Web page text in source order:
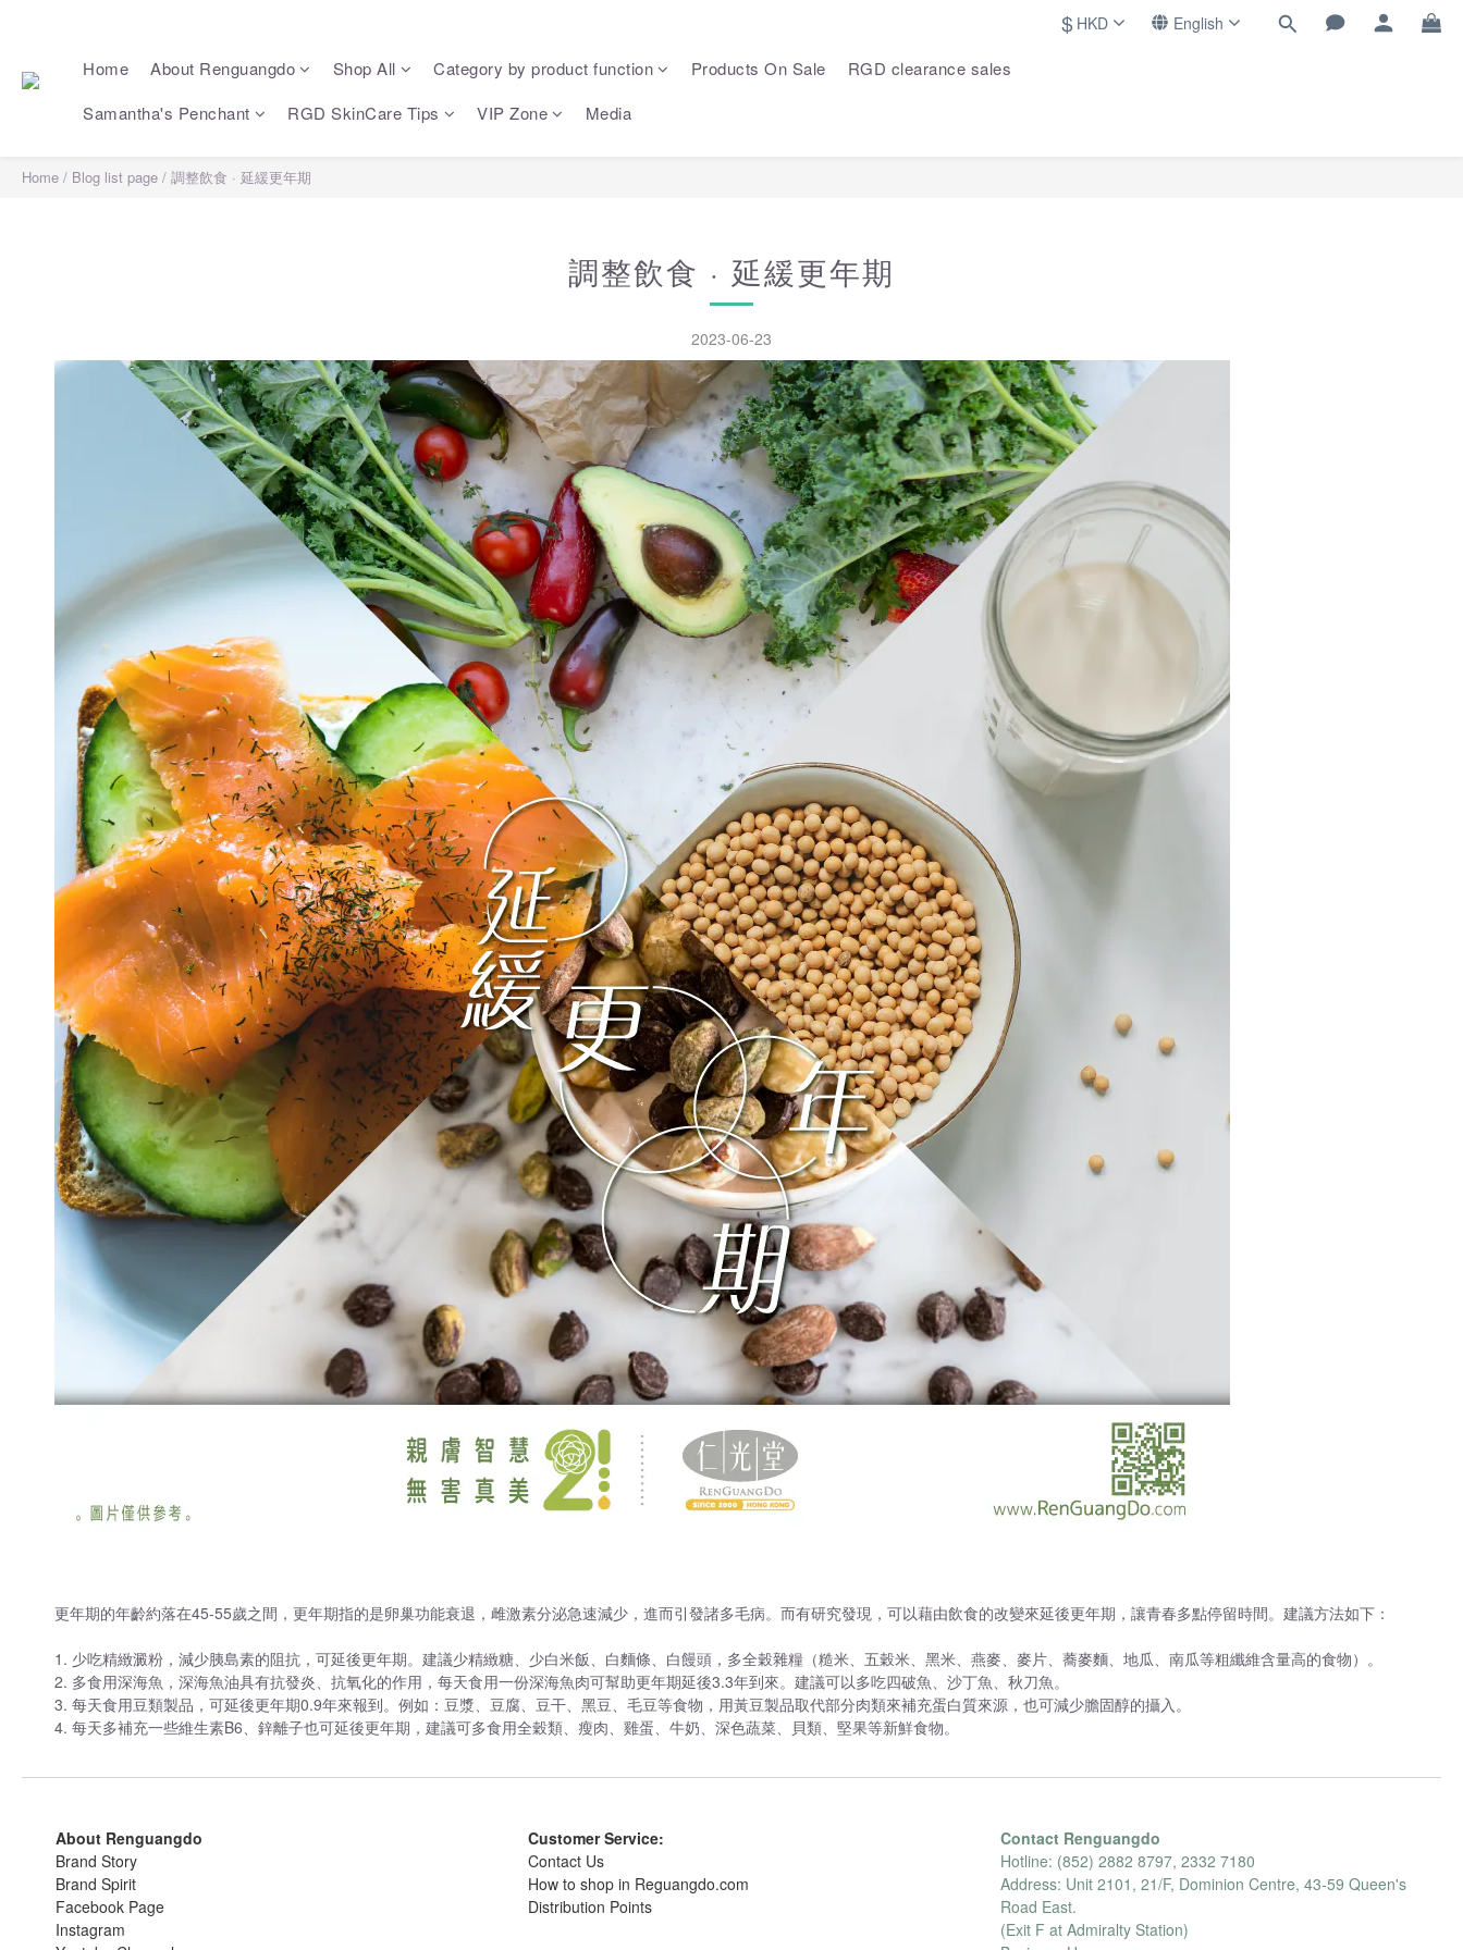
$ HKD English
Home About Renguangdo Shop All Category by product function Products On Sale
RGD clearance sales
Samantha's Penchant
RGD SkinCare Tips VIP Zone Media
Home / Blog list page / 調整飲食 · 延緩更年期
調整飲食 · 延緩更年期
2023-06-23
更年期的年齡約落在45-55歲之間，更年期指的是卵巢功能衰退，雌激素分泌急速減少，進而引發諸多毛病。而有研究發現，可以藉由飲食的改變來延後更年期，讓青春多點停留時間。建議方法如下：
1. 少吃精緻澱粉，減少胰島素的阻抗，可延後更年期。建議少精緻糖、少白米飯、白麵條、白饅頭，多全穀雜糧（糙米、五穀米、黑米、燕麥、麥片、蕎麥麵、地瓜、南瓜等粗纖維含量高的食物）。
2. 多食用深海魚，深海魚油具有抗發炎、抗氧化的作用，每天食用一份深海魚肉可幫助更年期延後3.3年到來。建議可以多吃四破魚、沙丁魚、秋刀魚。
3. 每天食用豆類製品，可延後更年期0.9年來報到。例如：豆漿、豆腐、豆干、黑豆、毛豆等食物，用黃豆製品取代部分肉類來補充蛋白質來源，也可減少膽固醇的攝入。
4. 每天多補充一些維生素B6、鋅離子也可延後更年期，建議可多食用全穀類、瘦肉、雞蛋、牛奶、深色蔬菜、貝類、堅果等新鮮食物。
About Renguangdo
Brand Story
Brand Spirit
Facebook Page
Instagram
Customer Service:
Contact Us
How to shop in Reguangdo.com
Distribution Points
Contact Renguangdo
Hotline: (852) 2882 8797, 2332 7180
Address: Unit 2101, 21/F, Dominion Centre, 43-59 Queen's
Road East.
(Exit F at Admiralty Station)